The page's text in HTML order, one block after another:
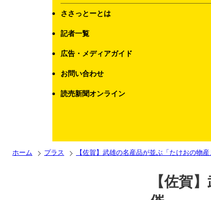
ささっとーとは
記者一覧
広告・メディアガイド
お問い合わせ
読売新聞オンライン
ホーム プラス 【佐賀】武雄の名産品が並ぶ「たけおの物
【佐賀